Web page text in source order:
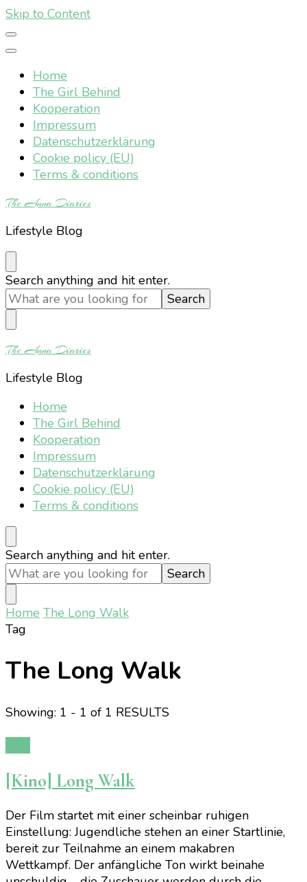
Skip to Content
Home
The Girl Behind
Kooperation
Impressum
Datenschutzerklärung
Cookie policy (EU)
Terms & conditions
The Anna Diaries
Lifestyle Blog
Looking
for
Something?
Search anything and hit enter.
The Anna Diaries
Lifestyle Blog
Home
The Girl Behind
Kooperation
Impressum
Datenschutzerklärung
Cookie policy (EU)
Terms & conditions
Looking
for
Something?
Search anything and hit enter.
Home The Long Walk
Tag
The Long Walk
Showing: 1 - 1 of 1 RESULTS
[Kino] Long Walk
Der Film startet mit einer scheinbar ruhigen
Einstellung: Jugendliche stehen an einer Startlinie,
bereit zur Teilnahme an einem makabren
Wettkampf. Der anfängliche Ton wirkt beinahe